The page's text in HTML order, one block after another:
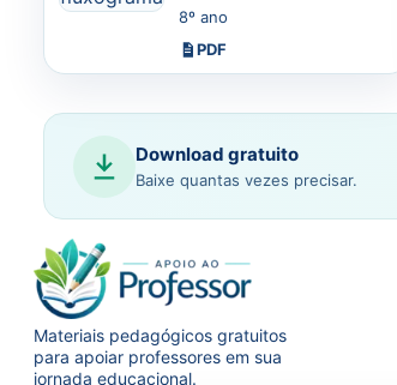
8º ano
PDF
Download gratuito
Baixe quantas vezes precisar.
Materiais pedagógicos gratuitos
para apoiar professores em sua
jornada educacional.